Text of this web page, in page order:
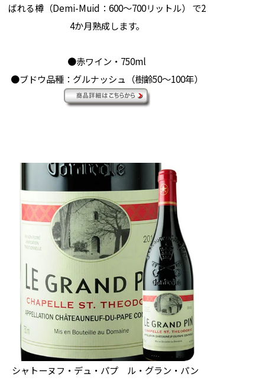
ばれる樽（Demi-Muid：600～700リットル） で2
4か月熟成します。
●赤ワイン・750ml
●ブドウ品種：グルナッシュ（樹齢50～100年）
シャトーヌフ・デュ・パプ ル・グラン・パン